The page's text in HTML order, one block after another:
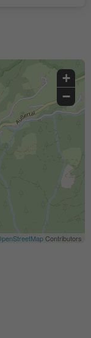
+
−
Contributors